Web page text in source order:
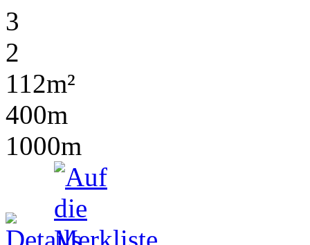
3
2
112m²
400m
1000m